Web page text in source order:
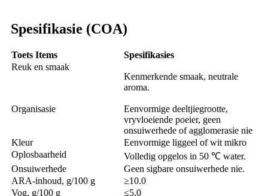
Spesifikasie (COA)
Toets Items
Spesifikasies
Reuk en smaak
Kenmerkende smaak, neutrale
aroma.
Organisasie
Eenvormige deeltjiegrootte,
vryvloeiende poeier, geen
onsuiwerhede of agglomerasie nie
Kleur
Eenvormige liggeel of wit mikro
Oplosbaarheid
Volledig opgelos in 50 ℃ water.
Onsuiwerhede
Geen sigbare onsuiwerhede nie.
ARA-inhoud, g/100 g
≥10.0
Vog, g/100 g
≤5.0